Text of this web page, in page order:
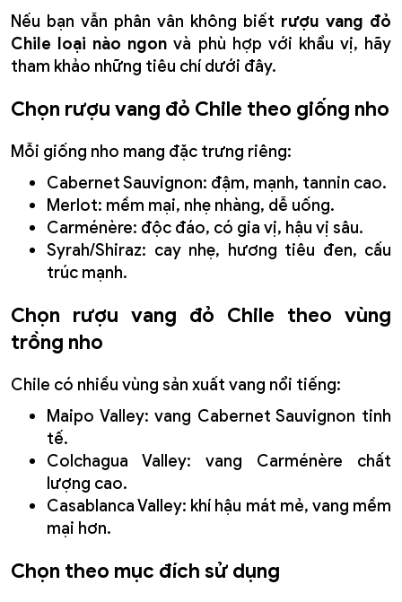
Nếu bạn vẫn phân vân không biết rượu vang đỏ
Chile loại nào ngon và phù hợp với khẩu vị, hãy
tham khảo những tiêu chí dưới đây.
Chọn rượu vang đỏ Chile theo giống nho
Mỗi giống nho mang đặc trưng riêng:
Cabernet Sauvignon: đậm, mạnh, tannin cao.
Merlot: mềm mại, nhẹ nhàng, dễ uống.
Carménère: độc đáo, có gia vị, hậu vị sâu.
Syrah/Shiraz: cay nhẹ, hương tiêu đen, cấu
trúc mạnh.
Chọn rượu vang đỏ Chile theo vùng
trồng nho
Chile có nhiều vùng sản xuất vang nổi tiếng:
Maipo Valley: vang Cabernet Sauvignon tinh
tế.
Colchagua Valley: vang Carménère chất
lượng cao.
Casablanca Valley: khí hậu mát mẻ, vang mềm
mại hơn.
Chọn theo mục đích sử dụng